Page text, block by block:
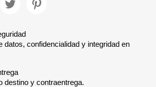
datos, confidencialidad y integridad en
destino y contraentrega.